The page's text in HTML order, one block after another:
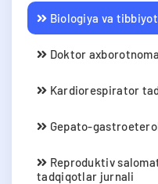
Biologiya va
Doktor
Kardiorespirator
Gepato-
Reproduktiv
tadqiqotlar jurnali